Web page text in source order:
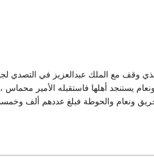
وقف مع الملك عبدالعزيز في التصدي
يستنجد أهلها فاستقبله الأمير
ونعام والحوطة فبلغ عددهم ألف